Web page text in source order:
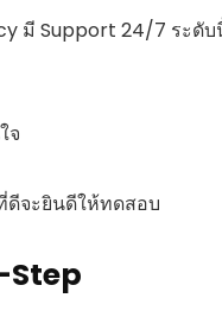
มี Support 24/7 ระดั
จ
ดีจะยินดีให้ทดสอบ
Step